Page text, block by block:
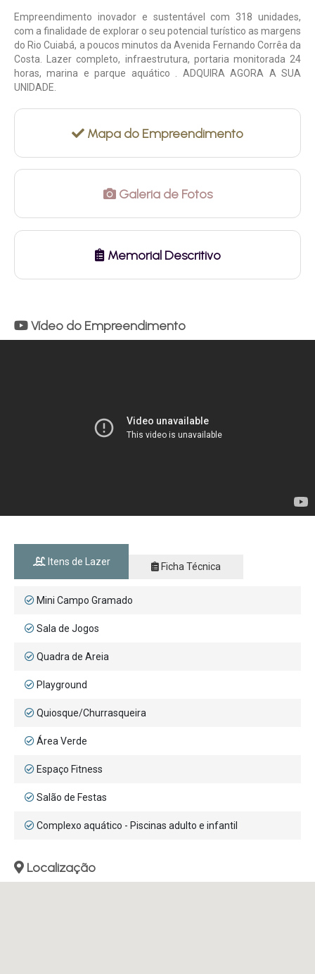
Empreendimento inovador e sustentável com 318 unidades,
com a finalidade de explorar o seu potencial turístico as margens
do Rio Cuiabá, a poucos minutos da Avenida Fernando Corrêa da
Costa. Lazer completo, infraestrutura, portaria monitorada 24
horas, marina e parque aquático . ADQUIRA AGORA A SUA
UNIDADE.
Mapa do Empreendimento
Galeria de Fotos
Memorial Descritivo
Vídeo do Empreendimento
Itens de Lazer Ficha Técnica
Mini Campo Gramado
Sala de Jogos
Quadra de Areia
Playground
Quiosque/Churrasqueira
Área Verde
Espaço Fitness
Salão de Festas
Complexo aquático - Piscinas adulto e infantil
Localização